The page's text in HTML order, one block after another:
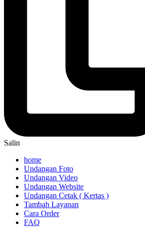
Salin
home
Undangan Foto
Undangan Video
Undangan Website
Undangan Cetak ( Kertas )
Tambah Layanan
Cara Order
FAQ